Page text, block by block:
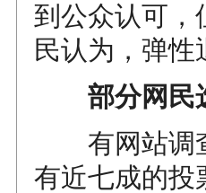
到公众认可，
民认为，弹性
部分网民
有网站调查
有近七成的投